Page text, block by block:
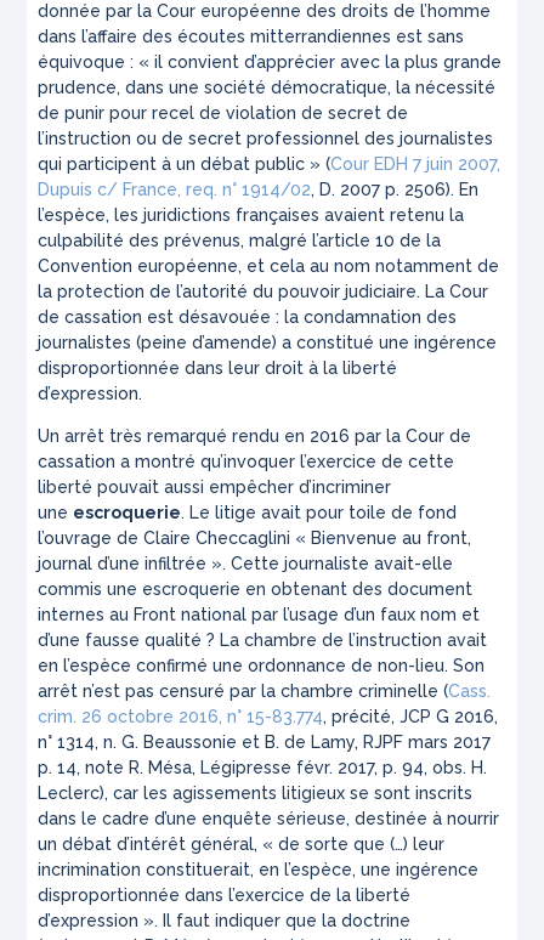
donnée par la Cour européenne des droits de l’homme
dans l’affaire des écoutes mitterrandiennes est sans
équivoque : « il convient d’apprécier avec la plus grande
prudence, dans une société démocratique, la nécessité
de punir pour recel de violation de secret de
l’instruction ou de secret professionnel des journalistes
qui participent à un débat public » (Cour EDH 7 juin 2007,
Dupuis c/ France, req. n° 1914/02, D. 2007 p. 2506). En
l’espèce, les juridictions françaises avaient retenu la
culpabilité des prévenus, malgré l’article 10 de la
Convention européenne, et cela au nom notamment de
la protection de l’autorité du pouvoir judiciaire. La Cour
de cassation est désavouée : la condamnation des
journalistes (peine d’amende) a constitué une ingérence
disproportionnée dans leur droit à la liberté
d’expression.
Un arrêt très remarqué rendu en 2016 par la Cour de
cassation a montré qu’invoquer l’exercice de cette
liberté pouvait aussi empêcher d’incriminer
une escroquerie. Le litige avait pour toile de fond
l’ouvrage de Claire Checcaglini « Bienvenue au front,
journal d’une infiltrée ». Cette journaliste avait-elle
commis une escroquerie en obtenant des document
internes au Front national par l’usage d’un faux nom et
d’une fausse qualité ? La chambre de l’instruction avait
en l’espèce confirmé une ordonnance de non-lieu. Son
arrêt n’est pas censuré par la chambre criminelle (Cass.
crim. 26 octobre 2016, n° 15-83.774, précité, JCP G 2016,
n° 1314, n. G. Beaussonie et B. de Lamy, RJPF mars 2017
p. 14, note R. Mésa, Légipresse févr. 2017, p. 94, obs. H.
Leclerc), car les agissements litigieux se sont inscrits
dans le cadre d’une enquête sérieuse, destinée à nourrir
un débat d’intérêt général, «de sorte que (…) leur
incrimination constituerait, en l’espèce, une ingérence
disproportionnée dans l’exercice de la liberté
d’expression ». Il faut indiquer que la doctrine